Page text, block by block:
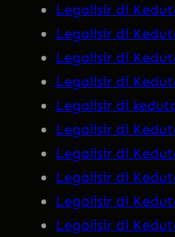
Legalisir di
Legalisir di
Legalisir di
Legalisir di
Legalisir di
Legalisir di
Legalisir di
Legalisir di
Legalisir di
Legalisir di